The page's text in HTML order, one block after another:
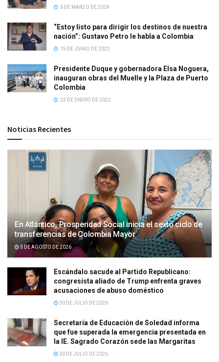
6 DE MARZO DE 2024
“Estoy listo para dirigir los destinos de nuestra
nación”: Gustavo Petro le habla a Colombia
15 DE JUNIO DE 2022
Presidente Duque y gobernadora Elsa Noguera,
inauguran obras del Muelle y la Plaza de Puerto
Colombia
22 DE ENERO DE 2022
Noticias Recientes
En Atlántico, Prosperidad Social inicia el sexto ciclo de
transferencias de Colombia Mayor
3 DE AGOSTO DE 2026
Escándalo sacude al Partido Republicano:
congresista aliado de Trump enfrenta graves
acusaciones de abuso doméstico
30 DE JULIO DE 2026
Secretaría de Educación de Soledad informa
que fue superada la emergencia presentada en
la IE. Sagrado Corazón sede las Margaritas
30 DE JULIO DE 2026